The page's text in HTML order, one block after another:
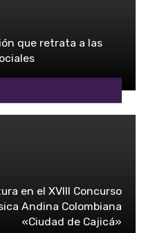
que retrata a las
en el XVIII Concurso
Andina Colombiana
«Ciudad de Cajicá»